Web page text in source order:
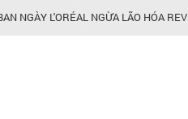
NGÀY L'ORÉAL NGỪA LÃO HÓA